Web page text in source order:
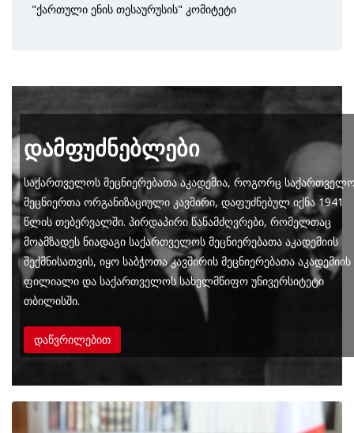
"ქართული ენის თესაურუსის" კომიტეტი
დამფუძნებლები
საქართველოს მეცნიერებათა აკადემია, როგორც
მეცნიერთა ორგანიზაციული კავშირი, დაფუძნებულ იქნა 1941
წლის თებერვალში. პირდაპირი წანამძღვრები, რომელთაც
მოამზადეს ნიადაგი საქართველოს მეცნიერებათა აკადემიის
შექმნისათვის, იყო საბჭოთა კავშირის მეცნიერებათა აკადემიის
ფილიალი და საქართველოს სახელმწიფო უნივერსიტეტი
თბილისში.
დაწვრილებით